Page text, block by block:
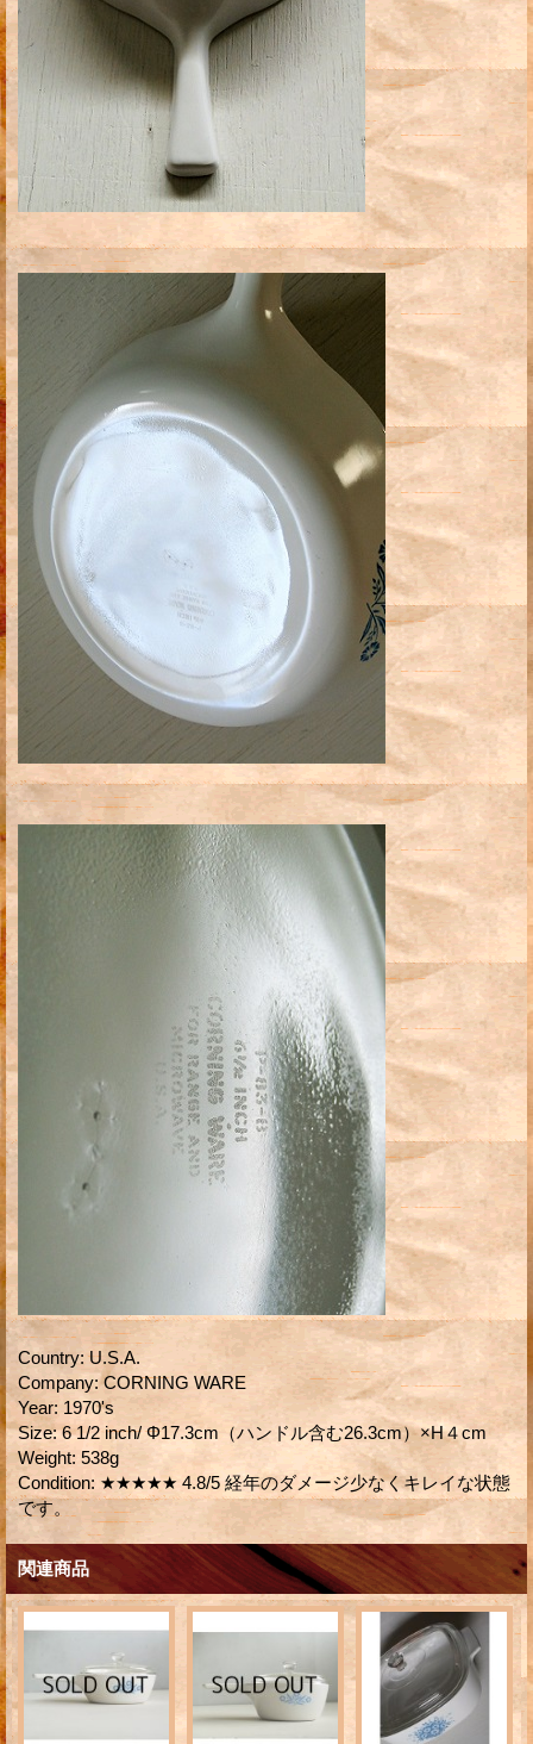
Country: U.S.A.
Company: CORNING WARE
Year: 1970's
Size: 6 1/2 inch/ Φ17.3cm（ハンドル含む26.3cm）×H４cm
Weight: 538g
Condition: ★★★★★ 4.8/5 経年のダメージ少なくキレイな状態
です。
関連商品